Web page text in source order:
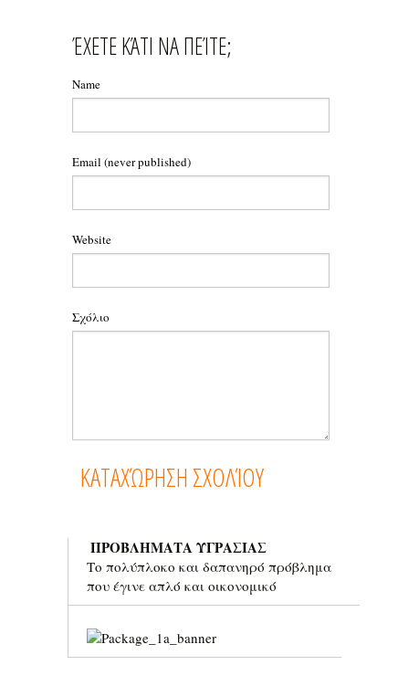
ΈΧΕΤΕ ΚΆΤΙ ΝΑ ΠΕΊΤΕ;
Name
Email (never published)
Website
Σχόλιο
ΠΡΟΒΛΗΜΑΤΑ ΥΓΡΑΣΙΑΣ
Το πολύπλοκο και δαπανηρό πρόβλημα
που έγινε απλό και οικονομικό